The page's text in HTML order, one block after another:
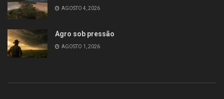
AGOSTO 4, 2026
Agro sob pressão
AGOSTO 1, 2026